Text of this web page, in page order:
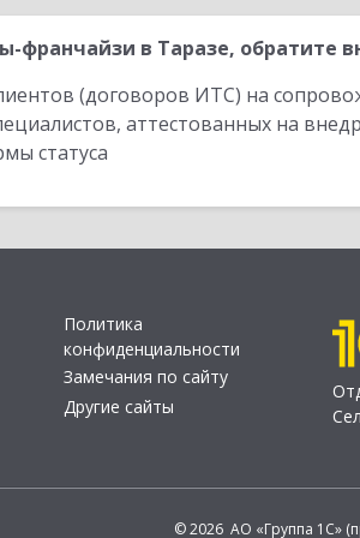
франчайзи в Таразе, обратите
(договоров ИТС) на
аттестованных на
статуса
Политика
конфиденциальности
Замечания по сайту
Другие сайты
© 2026 АО «Группа 1С»